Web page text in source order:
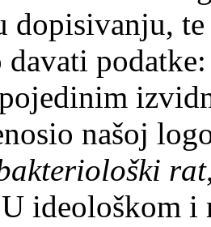
dopisivanju,
davati
našoj
rat
ideološkom i